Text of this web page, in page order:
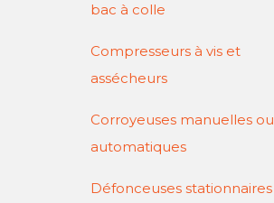
bac à colle
Compresseurs à vis et
assécheurs
Corroyeuses manuelles ou
automatiques
Défonceuses stationnaires